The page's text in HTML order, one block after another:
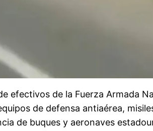
efectivos de la Fuerza Armada
de defensa antiaérea,
de buques y aeronaves